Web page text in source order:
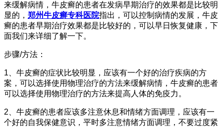
来缓解病情，牛皮癣的患者在发病早期治疗的效果都是比较明
显的， 郑州牛皮癣专科医院指出，可以控制病情的发展，牛皮
癣的患者早期治疗效果都是比较好的，可以早日恢复健康，下
面我们来详细了解一下。
步骤/方法：
1、牛皮癣的症状比较明显，应该有一个好的治疗疾病的方
案，可以选择使用物理治疗的方法来缓解病情，牛皮癣的患者
可以选择使用物理治疗的方法来提高人体的免疫力。
2、牛皮癣的患者应该多注意休息和情绪方面调理，应该有一
个好的自我保健意识，平时多注意情绪方面调理，不要过度紧